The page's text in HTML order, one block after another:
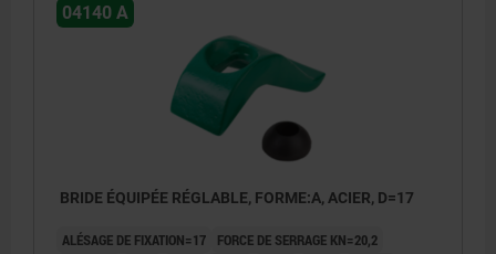
04140 A
BRIDE ÉQUIPÉE RÉGLABLE, FORME:A, ACIER, D=17
ALÉSAGE DE FIXATION=17
FORCE DE SERRAGE KN=20,2